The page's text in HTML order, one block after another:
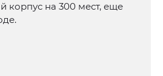
корпус на 300 мест, еще